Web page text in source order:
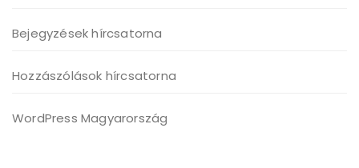
Bejegyzések hírcsatorna
Hozzászólások hírcsatorna
WordPress Magyarország